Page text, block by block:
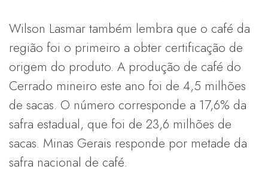
Wilson Lasmar também lembra que o café da
região foi o primeiro a obter certificação de
origem do produto. A produção de café do
Cerrado mineiro este ano foi de 4,5 milhões
de sacas. O número corresponde a 17,6% da
safra estadual, que foi de 23,6 milhões de
sacas. Minas Gerais responde por metade da
safra nacional de café.